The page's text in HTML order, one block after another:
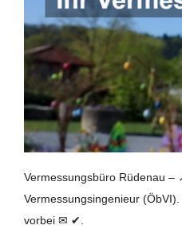
Vermessungsbüro Rüdenau –
Vermessungsingenieur
vorbei ✉ ✔.